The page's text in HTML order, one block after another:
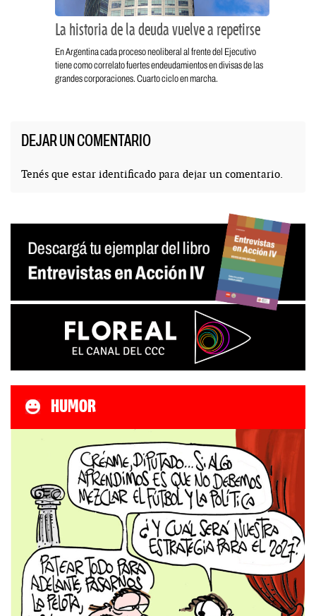
La historia de la deuda vuelve a repetirse
En Argentina cada proceso neoliberal al frente del Ejecutivo
tiene como correlato fuertes endeudamientos en divisas de las
grandes corporaciones. Cuarto ciclo en marcha.
DEJAR UN COMENTARIO
Tenés que estar identificado para dejar un comentario.
HUMOR